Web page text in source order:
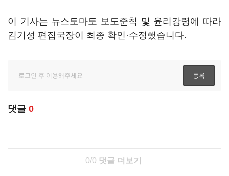
이 기사는 뉴스토마토 보도준칙 및 윤리강령에 따라
김기성 편집국장이 최종 확인·수정했습니다.
댓글 0
0/0 댓글 더보기